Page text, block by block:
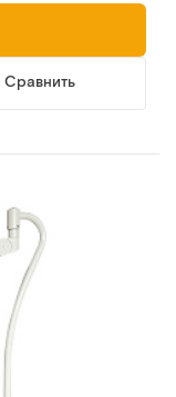
Сравнить